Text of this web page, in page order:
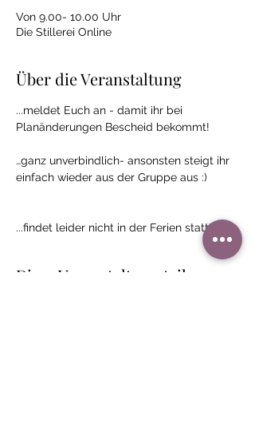
Von 9.00- 10.00 Uhr
Die Stillerei Online
Über die Veranstaltung
...meldet Euch an - damit ihr bei
Planänderungen Bescheid bekommt!
…ganz unverbindlich- ansonsten steigt ihr
einfach wieder aus der Gruppe aus :)
...findet leider nicht in der Ferien statt!
Diese Veranstaltung teilen